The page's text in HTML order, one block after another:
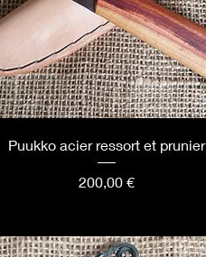
Puukko acier ressort et prunier
Prix
200,00 €